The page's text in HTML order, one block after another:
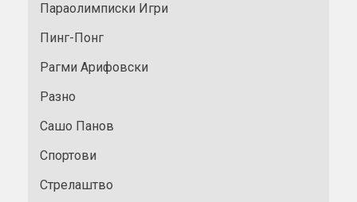
Параолимписки Игри
Пинг-Понг
Рагми Арифовски
Разно
Сашо Панов
Спортови
Стрелаштво